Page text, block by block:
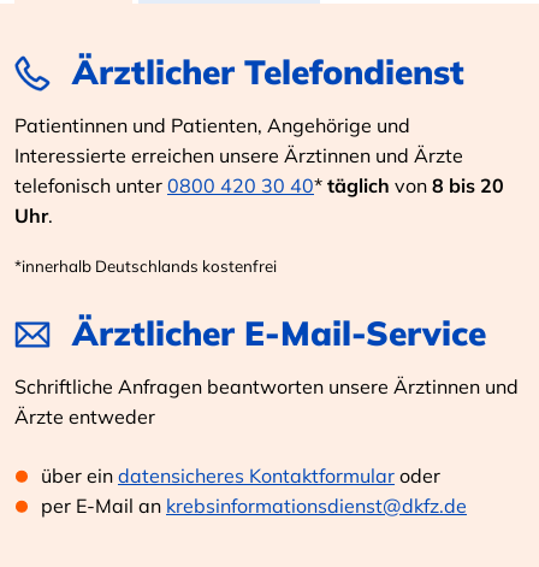
Ärztlicher Telefondienst
Patientinnen und Patienten, Angehörige und
Interessierte erreichen unsere Ärztinnen und Ärzte
telefonisch unter 0800 420 30 40* täglich von 8 bis 20
Uhr.
*innerhalb Deutschlands kostenfrei
Ärztlicher E-Mail-Service
Schriftliche Anfragen beantworten unsere Ärztinnen und
Ärzte entweder
über ein datensicheres Kontaktformular oder
per E-Mail an krebsinformationsdienst@dkfz.de